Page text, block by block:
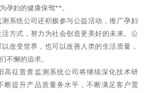
孕妇的健康保驾**。
系统公司还积极参与公益活动，推广孕妇
方式，努力为社会创造更美好的未来。公
改变世界，也可以改善人类的生活质量，
不懈的追求。
高征普查监测系统公司将继续深化技术研
断提升产品质量务水平，不断满足客户需